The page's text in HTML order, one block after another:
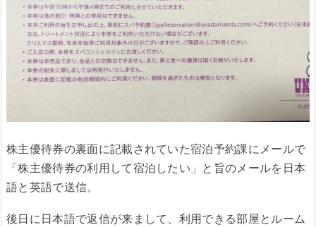
株主優待券の裏面に記載されていた宿泊予約課にメールで
「株主優待券の利用して宿泊したい」と旨のメールを日本
語と英語で送信。
後日に日本語で返信が来まして、利用できる部屋とルーム